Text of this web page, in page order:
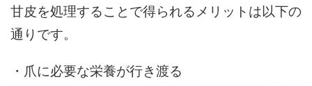
甘皮を処理することで得られるメリットは以下の
通りです。
・爪に必要な栄養が行き渡る